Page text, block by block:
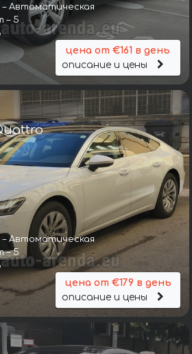
Автоматическая
– 5
цена от €161 в день
описание и цены
Автоматическая
– 5
цена от €179 в день
описание и цены